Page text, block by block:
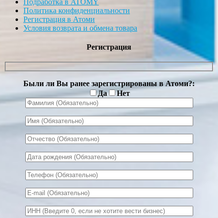
Политика конфиденциальности
Регистрация в Атоми
Условия возврата и обмена товара
Регистрация
Были ли Вы ранее зарегистрированы в Атоми?:
Да
Нет